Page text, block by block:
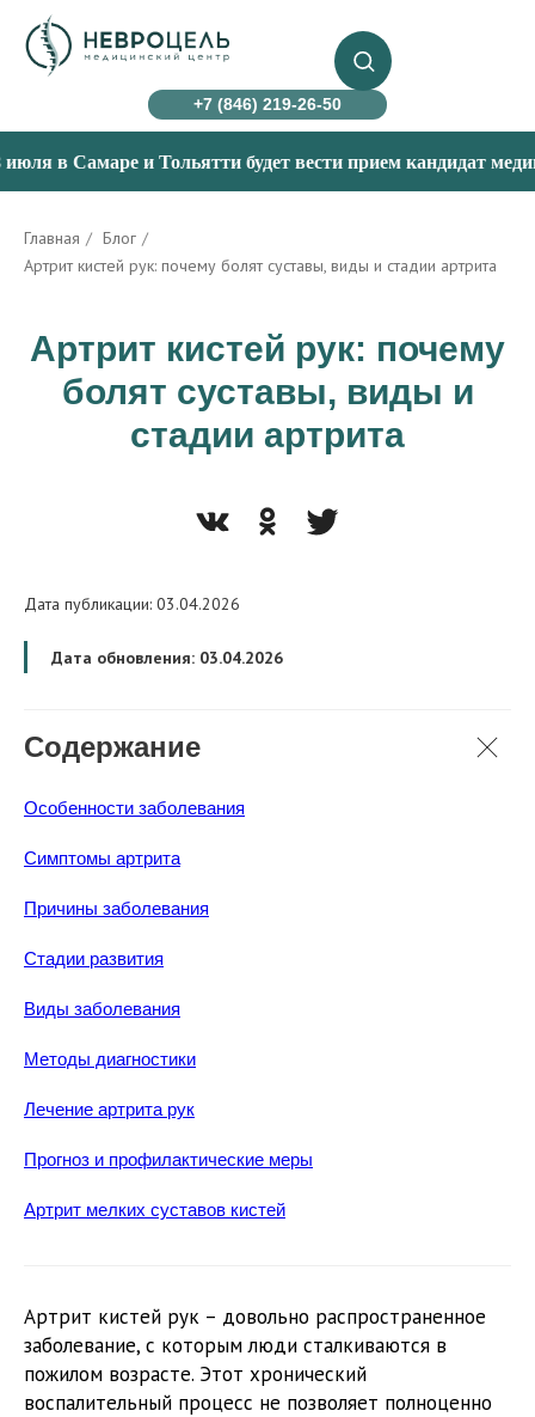
+7 (846) 219-26-50
в Самаре и Тольятти будет вести прием кандидат
Главная / Блог /
Артрит кистей рук: почему болят суставы, виды и стадии артрита
Артрит кистей рук: почему
болят суставы, виды и
стадии артрита
Дата публикации: 03.04.2026
Дата обновления: 03.04.2026
Содержание
Особенности заболевания
Симптомы артрита
Причины заболевания
Стадии развития
Виды заболевания
Методы диагностики
Лечение артрита рук
Прогноз и профилактические меры
Артрит мелких суставов кистей
Артрит кистей рук – довольно распространенное
заболевание, с которым люди сталкиваются в
пожилом возрасте. Этот хронический
воспалительный процесс не позволяет полноценно